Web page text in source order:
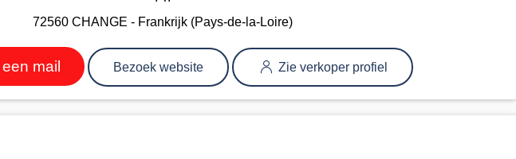
72560 CHANGE - Frankrijk (Pays-de-la-Loire)
mail Bezoek website Zie verkoper profiel